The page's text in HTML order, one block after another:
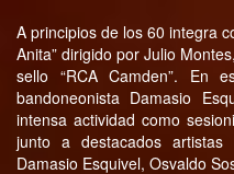
A principios de los 60 integra
Anita” dirigido por Julio
sello “RCA Camden”. En
bandoneonista Damasio
intensa actividad como
junto a destacados artistas
Damasio Esquivel, Osvaldo